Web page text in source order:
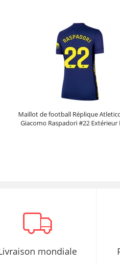
Maillot de football Réplique
Giacomo Raspadori #22 Extérieur
mondiale